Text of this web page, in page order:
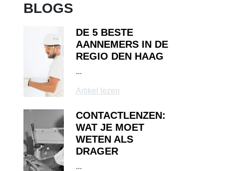
BLOGS
DE 5 BESTE
AANNEMERS IN DE
REGIO DEN HAAG
...
Artikel lezen
CONTACTLENZEN:
WAT JE MOET
WETEN ALS
DRAGER
...